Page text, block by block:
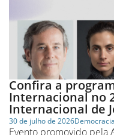
Confira a
Internacional no
Internacional de
30 de julho de 2026
Evento promovido pela